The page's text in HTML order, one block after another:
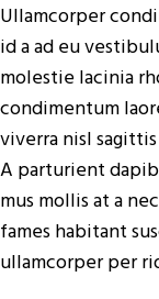
Ullamcorper
id a ad eu
molestie lacinia
condimentum
viverra nisl
A parturient
mus mollis at a
fames habitant
ullamcorper per